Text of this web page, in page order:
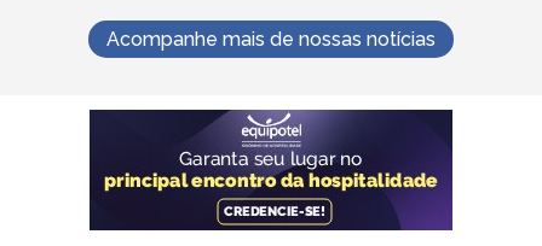
Acompanhe mais de nossas notícias